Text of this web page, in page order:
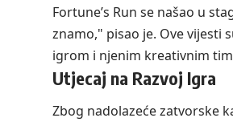
Fortune’s Run se našao u
znamo," pisao je. Ove vijesti
igrom i njenim kreativnim
Utjecaj na Razvoj Igra
Zbog nadolazeće zatvorske